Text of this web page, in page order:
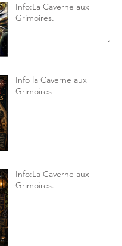
Info:La Caverne aux
Grimoires.
Info la Caverne aux
Grimoires
Info:La Caverne aux
Grimoires.